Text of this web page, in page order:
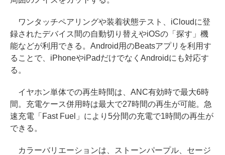
ワンタッチペアリングや装着状態テスト、iCloudに登
録されたデバイス間の自動切り替えやiOSの「探す」機
能などが利用できる。Android用のBeatsアプリを利用す
ることで、iPhoneやiPadだけでなくAndroidにも対応す
る。
イヤホン単体での再生時間は、ANC有効時で最大6時
間。充電ケース併用時は最大で27時間の再生が可能。急
速充電「Fast Fuel」により5分間の充電で1時間の再生が
できる。
カラーバリエーションは、ストーンパープル、セージ